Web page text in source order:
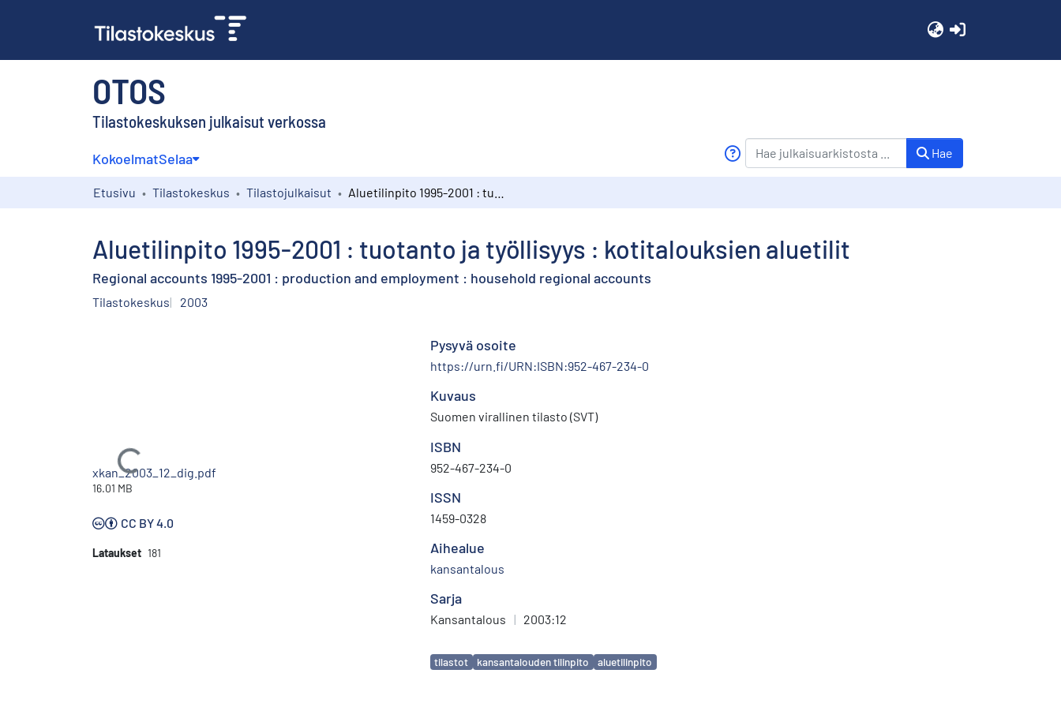
OTOS
Tilastokeskuksen julkaisut verkossa
KokoelmatSelaa Hae
Etusivu Tilastokeskus Tilastojulkaisut
Aluetilinpito 1995-2001 : tuotanto ja työllisyys : kotitalouksien aluetilit
Regional accounts 1995-2001 : production and employment : household regional accounts
Tilastokeskus 2003
Ladataan...
xkan_2003_12_dig.pdf
16.01 MB
CC BY 4.0
Lataukset 181
Pysyvä osoite
https://urn.fi/URN:ISBN:952-467-234-0
Kuvaus
Suomen virallinen tilasto (SVT)
ISBN
952-467-234-0
ISSN
1459-0328
Aihealue
kansantalous
Sarja
Kansantalous | 2003:12
Avainsanat
tilastot kansantalouden tilinpito aluetilinpito